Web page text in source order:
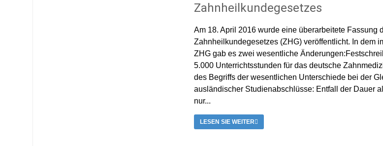
Zahnheilkundegesetzes
Am 18. April 2016 wurde eine überarbeitete Fassung
Zahnheilkundegesetzes (ZHG) veröffentlicht. In dem
ZHG gab es zwei wesentliche
5.000 Unterrichtsstunden für das deutsche
des Begriffs der wesentlichen Unterschiede bei der
ausländischer Studienabschlüsse: Entfall der Dauer
nur...
LESEN SIE WEITER